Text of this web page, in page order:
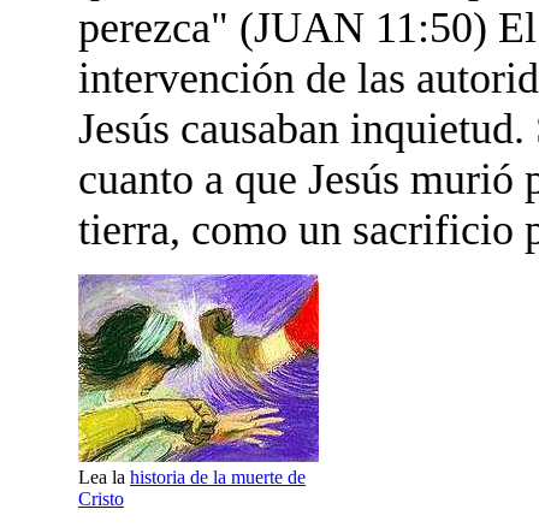
perezca" (JUAN 11:50)
intervención de las
Jesús causaban
cuanto a que Jesús murió
tierra, como un sacrificio
Lea la historia de la muerte de
Cristo